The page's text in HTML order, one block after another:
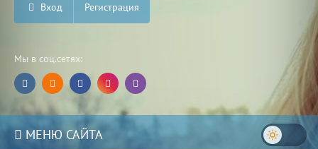
Вход Регистрация
Мы в соц.сетях:
МЕНЮ САЙТА